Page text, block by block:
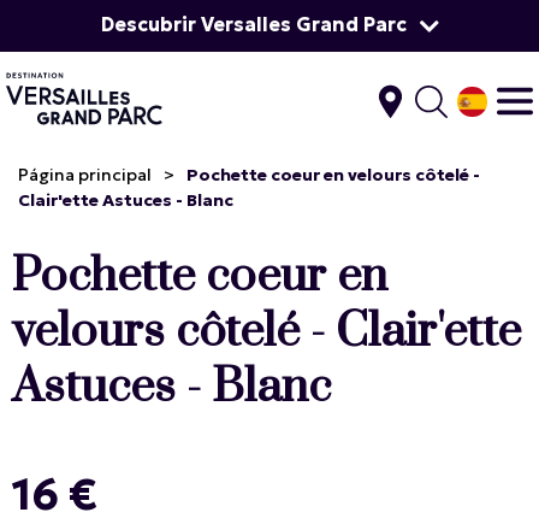
Descubrir Versalles Grand Parc
Página principal >
Pochette coeur en velours côtelé -
Clair'ette Astuces - Blanc
Pochette coeur en
velours côtelé - Clair'ette
Astuces - Blanc
16 €